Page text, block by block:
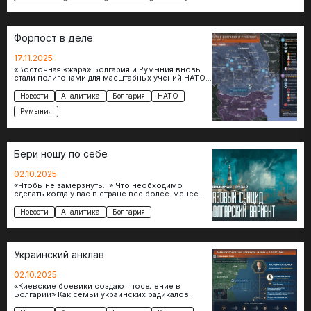
Форпост в деле
17.11.2025
«Восточная «жара» Болгария и Румыния вновь
стали полигонами для масштабных учений НАТО
высоком разрешении English…
Новости Аналитика Болгария
НАТО
Румыния
Бери ношу по себе
02.10.2025
«Чтобы не замерзнуть…» Что необходимо
сделать когда у вас в стране все более-менее
отказаться,…
Новости Аналитика Болгария
Украинский анклав
02.10.2025
«Киевские боевики создают поселение в
Болгарии» Как семьи украинских радикалов